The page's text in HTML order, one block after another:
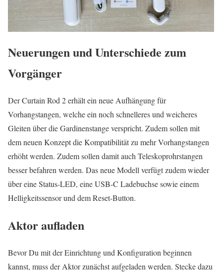
Neuerungen und Unterschiede zum
Vorgänger
Der Curtain Rod 2 erhält ein neue Aufhängung für
Vorhangstangen, welche ein noch schnelleres und weicheres
Gleiten über die Gardinenstange verspricht. Zudem sollen mit
dem neuen Konzept die Kompatibilität zu mehr Vorhangstangen
erhöht werden. Zudem sollen damit auch Teleskoprohrstangen
besser befahren werden. Das neue Modell verfügt zudem wieder
über eine Status-LED, eine USB-C Ladebuchse sowie einem
Helligkeitssensor und dem Reset-Button.
Aktor aufladen
Bevor Du mit der Einrichtung und Konfiguration beginnen
kannst, muss der Aktor zunächst aufgeladen werden. Stecke dazu